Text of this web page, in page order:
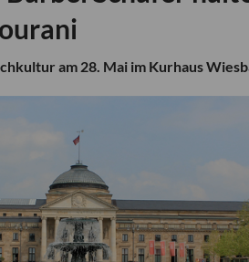
am 28. Mai im Kurhaus